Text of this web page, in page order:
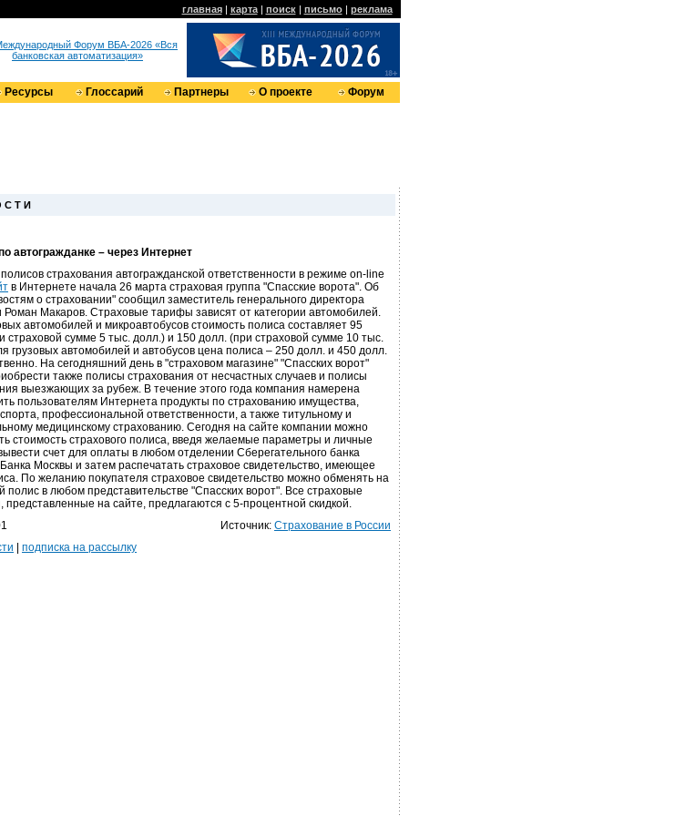
главная| карта| поиск| письмо| реклама
Форум ВБА-2026 «Вся
банковская автоматизация»
Ресурсы Глоссарий Партнеры О проекте Форум
С Т И
автогражданке – через Интернет
страхования автогражданской ответственности в режиме on-line
в Интернете начала 26 марта страховая группа "Спасские ворота". Об
о страховании" сообщил заместитель генерального директора
Роман Макаров. Страховые тарифы зависят от категории автомобилей.
автомобилей и микроавтобусов стоимость полиса составляет 95
страховой сумме 5 тыс. долл.) и 150 долл. (при страховой сумме 10 тыс.
грузовых автомобилей и автобусов цена полиса – 250 долл. и 450 долл.
На сегодняшний день в "страховом магазине" "Спасских ворот"
также полисы страхования от несчастных случаев и полисы
выезжающих за рубеж. В течение этого года компания намерена
пользователям Интернета продукты по страхованию имущества,
профессиональной ответственности, а также титульному и
медицинскому страхованию. Сегодня на сайте компании можно
стоимость страхового полиса, введя желаемые параметры и личные
счет для оплаты в любом отделении Сберегательного банка
Москвы и затем распечатать страховое свидетельство, имеющее
По желанию покупателя страховое свидетельство можно обменять на
полис в любом представительстве "Спасских ворот". Все страховые
представленные на сайте, предлагаются с 5-процентной скидкой.
Источник: Страхование в России
подписка на рассылку